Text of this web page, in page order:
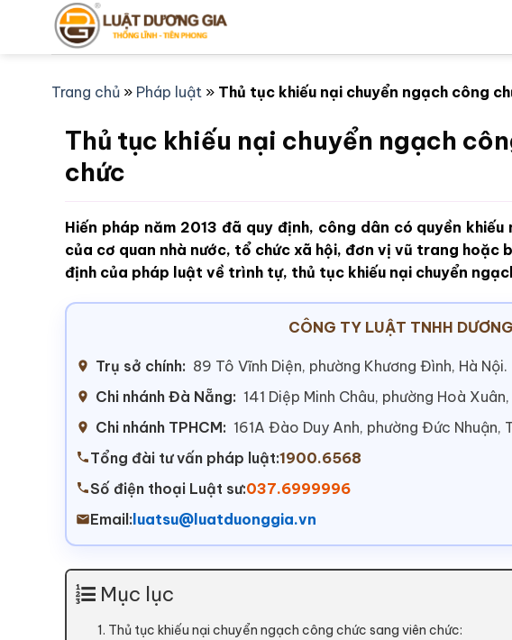
Trang chủ » Pháp luật » Thủ tục khiếu nại chuyển ngạch công
Thủ tục khiếu nại chuyển ngạch
chức
Hiến pháp năm 2013 đã quy định, công dân có quyền
của cơ quan nhà nước, tổ chức xã hội, đơn vị vũ trang hoặc
định của pháp luật về trình tự, thủ tục khiếu nại chuyển
CÔNG TY LUẬT TNHH
Trụ sở chính: 89 Tô Vĩnh Diện, phường Khương Đình, Hà Nội.
Chi nhánh Đà Nẵng: 141 Diệp Minh Châu, phường Hoà
Chi nhánh TPHCM: 161A Đào Duy Anh, phường Đức Nhuận,
Tổng đài tư vấn pháp luật:1900.6568
Số điện thoại Luật sư:037.6999996
Email: luatsu@luatduonggia.vn
Mục lục
1. Thủ tục khiếu nại chuyển ngạch công chức sang viên chức: